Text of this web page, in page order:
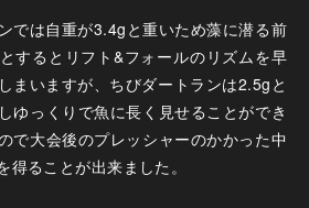
では自重が3.4gと重いため藻に潜る前
するとリフト&フォールのリズムを早
まいますが、ちびダートランは2.5gと
ゆっくりで魚に長く見せることができ
で大会後のプレッシャーのかかった中
ることが出来ました。